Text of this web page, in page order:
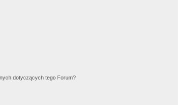
dotyczących tego Forum?